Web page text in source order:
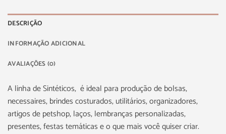
DESCRIÇÃO
INFORMAÇÃO ADICIONAL
AVALIAÇÕES (0)
A linha de Sintéticos, é ideal para produção de bolsas,
necessaires, brindes costurados, utilitários, organizadores,
artigos de petshop, laços, lembranças personalizadas,
presentes, festas temáticas e o que mais você quiser criar.